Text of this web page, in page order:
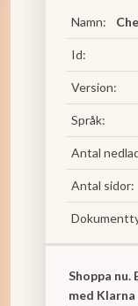
Namn:
Id:
Version:
Språk:
Antal
Antal sidor:
Shoppa nu.
med Klarna